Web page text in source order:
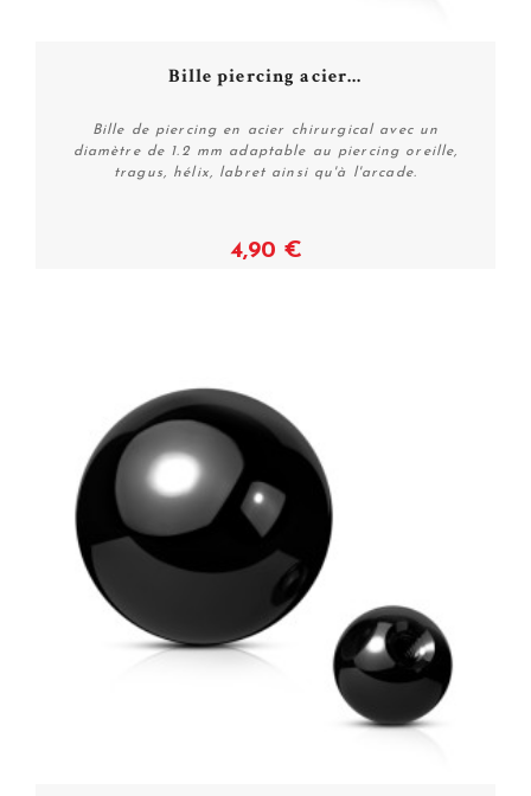
Voir
Bille piercing acier...
Bille de piercing en acier chirurgical avec un
diamètre de 1.2 mm adaptable au piercing oreille,
tragus, hélix, labret ainsi qu'à l'arcade.
4,90 €